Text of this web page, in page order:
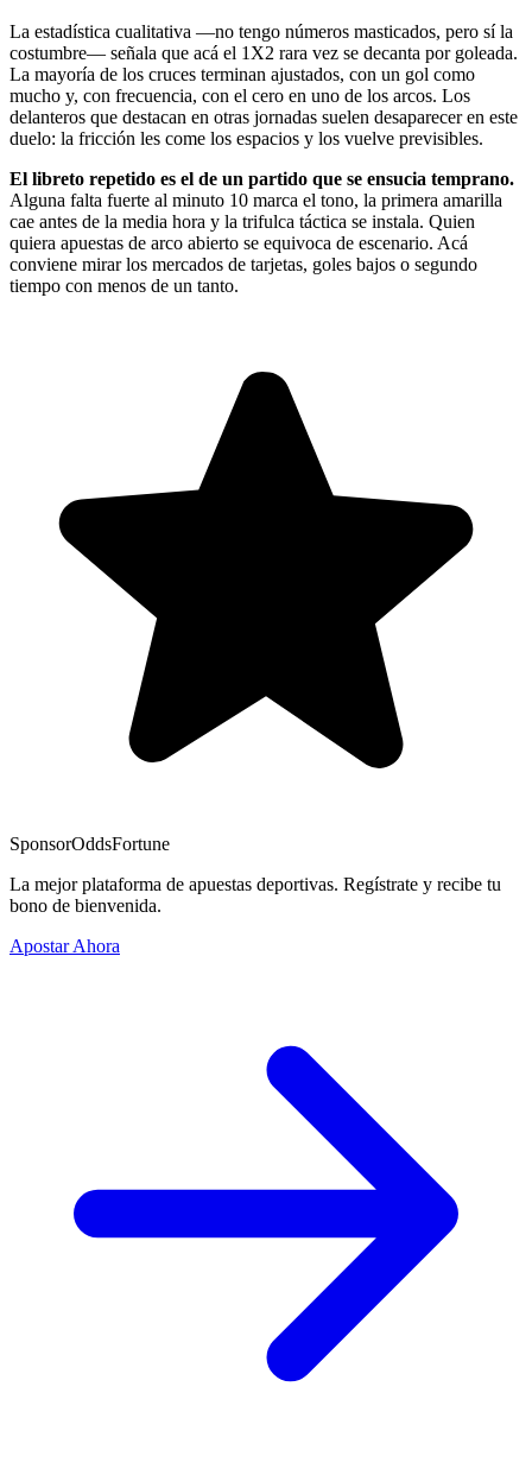
La estadística cualitativa —no tengo números masticados, pero sí la
costumbre— señala que acá el 1X2 rara vez se decanta por goleada.
La mayoría de los cruces terminan ajustados, con un gol como
mucho y, con frecuencia, con el cero en uno de los arcos. Los
delanteros que destacan en otras jornadas suelen desaparecer en este
duelo: la fricción les come los espacios y los vuelve previsibles.
El libreto repetido es el de un partido que se ensucia temprano.
Alguna falta fuerte al minuto 10 marca el tono, la primera amarilla
cae antes de la media hora y la trifulca táctica se instala. Quien
quiera apuestas de arco abierto se equivoca de escenario. Acá
conviene mirar los mercados de tarjetas, goles bajos o segundo
tiempo con menos de un tanto.
SponsorOddsFortune
La mejor plataforma de apuestas deportivas. Regístrate y recibe tu
bono de bienvenida.
Apostar Ahora